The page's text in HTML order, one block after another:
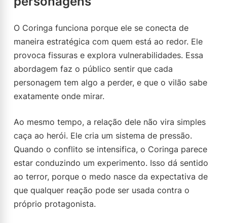
O Coringa funciona porque ele se conecta de
maneira estratégica com quem está ao redor. Ele
provoca fissuras e explora vulnerabilidades. Essa
abordagem faz o público sentir que cada
personagem tem algo a perder, e que o vilão sabe
exatamente onde mirar.
Ao mesmo tempo, a relação dele não vira simples
caça ao herói. Ele cria um sistema de pressão.
Quando o conflito se intensifica, o Coringa parece
estar conduzindo um experimento. Isso dá sentido
ao terror, porque o medo nasce da expectativa de
que qualquer reação pode ser usada contra o
próprio protagonista.